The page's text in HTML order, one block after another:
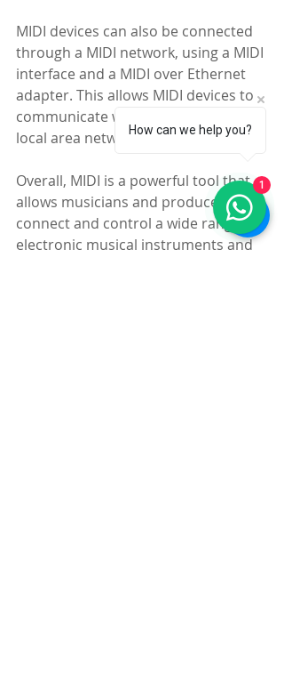
MIDI devices can also be connected
through a MIDI network, using a MIDI
interface and a MIDI over Ethernet
adapter. This allows MIDI devices to
communicate with each other over a
local area network or the Internet.
Overall, MIDI is a powerful tool that
allows musicians and producers to
connect and control a wide range of
electronic musical instruments and
How can we help you?
1